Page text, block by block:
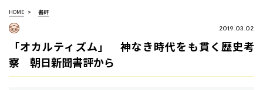
HOME 書評
2019.03.02
「オカルティズム」 神なき時代をも貫く歴史考
察 朝日新聞書評から